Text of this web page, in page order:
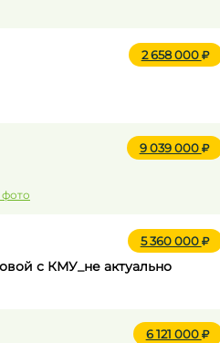
2 658 000
9 039 000
5 360 000
с КМУ_не актуально
6 121 000